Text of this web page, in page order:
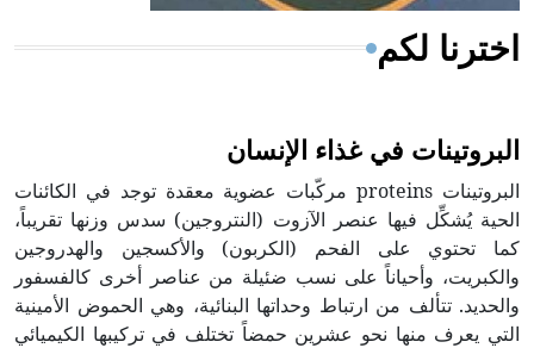
اخترنا لكم
البروتينات في غذاء الإنسان
البروتينات proteins مركّبات عضوية معقدة توجد في الكائنات
الحية يُشكِّل فيها عنصر الآزوت (النتروجين) سدس وزنها تقريباً،
كما تحتوي على الفحم (الكربون) والأكسجين والهدروجين
والكبريت، وأحياناً على نسب ضئيلة من عناصر أخرى كالفسفور
والحديد. تتألف من ارتباط وحداتها البنائية، وهي الحموض الأمينية
التي يعرف منها نحو عشرين حمضاً تختلف في تركيبها الكيميائي